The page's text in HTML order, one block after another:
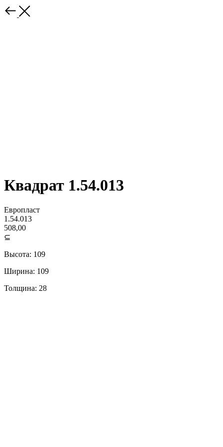
Квадрат 1.54.013
Европласт
1.54.013
508,00
⊆
Высота: 109
Ширина: 109
Толщина: 28